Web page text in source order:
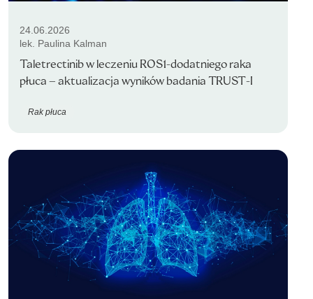
24.06.2026
lek. Paulina Kalman
Taletrectinib w leczeniu ROS1-dodatniego raka
płuca – aktualizacja wyników badania TRUST-I
Rak płuca